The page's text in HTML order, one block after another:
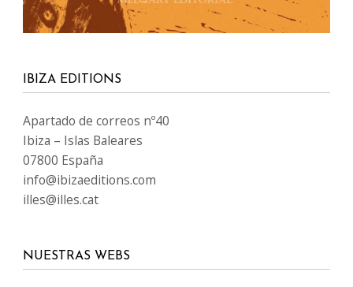
IBIZA EDITIONS
Apartado de correos nº40
Ibiza – Islas Baleares
07800 España
info@ibizaeditions.com
illes@illes.cat
NUESTRAS WEBS